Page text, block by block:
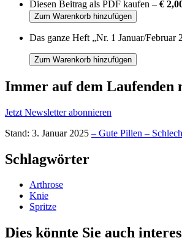
Diesen Beitrag als PDF kaufen – €
Das ganze Heft „Nr. 1 Januar/Februar
Immer auf dem Laufenden
Jetzt Newsletter abonnieren
Stand: 3. Januar 2025 – Gute Pillen –
Schlagwörter
Arthrose
Knie
Spritze
Dies könnte Sie auch